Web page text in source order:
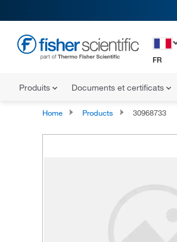
FR
Produits Documents et certificats
Home Products 30968733